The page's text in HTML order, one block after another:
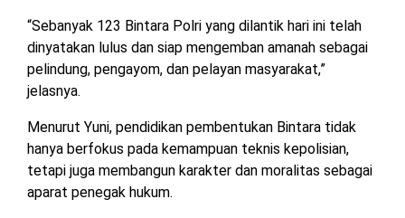
INFO
PERIKLANAN
KEBIJAKAN
PRIVASI
SOSIAL
MEDIA
PEDOMAN
MEDIA
SIBER
REDAKSI
TENTANG
KAMI
“Sebanyak 123 Bintara Polri yang dilantik hari ini telah
dinyatakan lulus dan siap mengemban amanah sebagai
pelindung, pengayom, dan pelayan masyarakat,”
jelasnya.
Menurut Yuni, pendidikan pembentukan Bintara tidak
hanya berfokus pada kemampuan teknis kepolisian,
tetapi juga membangun karakter dan moralitas sebagai
aparat penegak hukum.